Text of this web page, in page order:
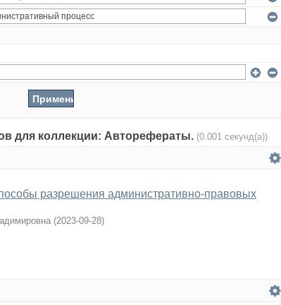
для коллекции: Авторефераты. (0.001 секунд(а))
разрешения административно-правовых
(2023-09-28)